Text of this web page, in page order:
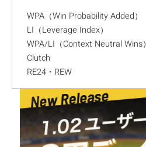
WPA（Win Probability Added）
LI（Leverage Index）
WPA/LI（Context Neutral Wins）
Clutch
RE24・REW